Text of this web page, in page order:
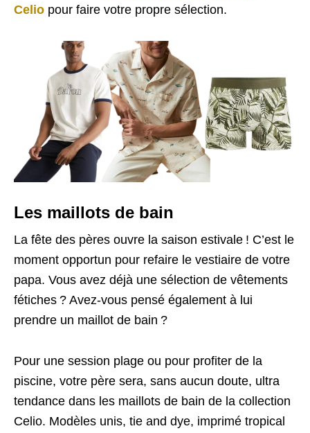
Celio pour faire votre propre sélection.
Les maillots de bain
La fête des pères ouvre la saison estivale ! C’est le
moment opportun pour refaire le vestiaire de votre
papa. Vous avez déjà une sélection de vêtements
fétiches ? Avez-vous pensé également à lui
prendre un maillot de bain ?
Pour une session plage ou pour profiter de la
piscine, votre père sera, sans aucun doute, ultra
tendance dans les maillots de bain de la collection
Celio. Modèles unis, tie and dye, imprimé tropical